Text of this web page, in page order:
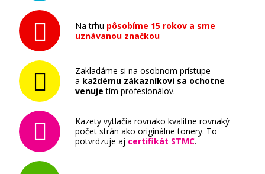
Originálna náplň EPSON T2702 (Azúrová)
Originálna náplň
14,90 €
Na trhu pôsobíme 15 rokov a sme
uznávanou značkou
Zakladáme si na osobnom prístupe
a každému zákazníkovi sa ochotne
venuje tím profesionálov.
Kazety vytlačia rovnako kvalitne rovnaký
počet strán ako originálne tonery. To
potvrdzuje aj certifikát STMC.